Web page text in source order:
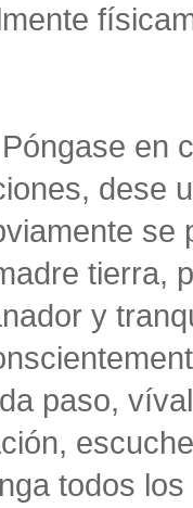
Póngase en
dese
se
tierra,
y
paso,
todos